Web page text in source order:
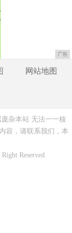
广告
网站地图
杂本站 无法一一核
容，请联系我们，本
Reserved.